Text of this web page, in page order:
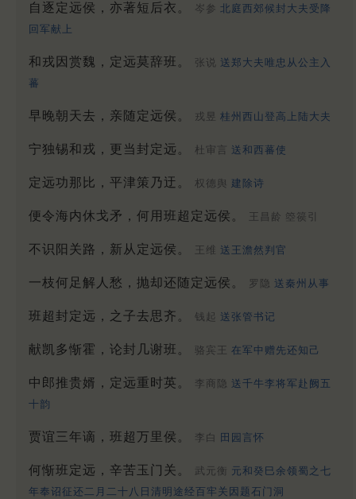
自逐定远侯，亦著短后衣。 岑参 北庭西郊候封大夫受降
回军献上
和戎因赏魏，定远莫辞班。 张说 送郑大夫唯忠从公主入
蕃
早晚朝天去，亲随定远侯。 戎昱 桂州西山登高上陆大夫
宁独锡和戎，更当封定远。 杜审言 送和西蕃使
定远功那比，平津策乃迂。 权德舆 建除诗
便令海内休戈矛，何用班超定远侯。 王昌龄 箜篌引
不识阳关路，新从定远侯。 王维 送王澹然判官
一枝何足解人愁，抛却还随定远侯。 罗隐 送秦州从事
班超封定远，之子去思齐。 钱起 送张管书记
献凯多惭霍，论封几谢班。 骆宾王 在军中赠先还知己
中郎推贵婿，定远重时英。 李商隐 送千牛李将军赴阙五
十韵
贾谊三年谪，班超万里侯。 李白 田园言怀
何惭班定远，辛苦玉门关。 武元衡 元和癸巳余领蜀之七
年奉诏征还二月二十八日清明途经百牢关因题石门洞